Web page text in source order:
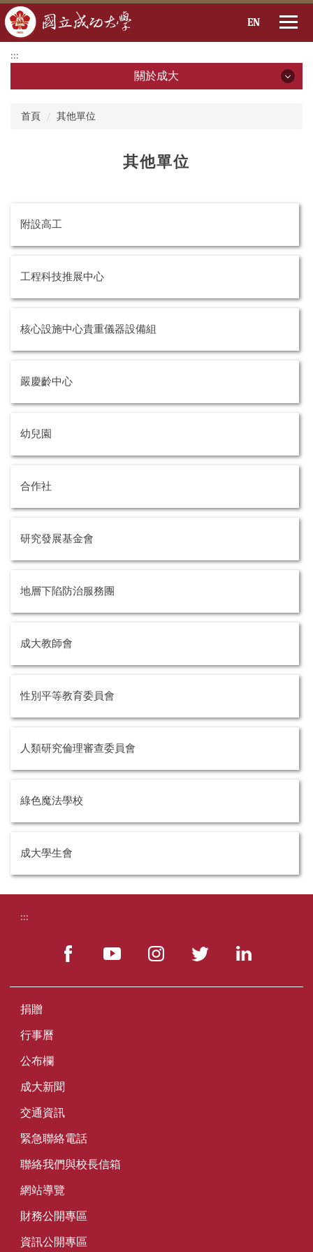
到
要
EN
:::
關於成大
成大2030 SDG
成大新聞
成大校刊
校內分機號碼
行事曆
交通資訊
首頁
其他單位
其他單位
附設高工
工程科技推展中心
核心設施中心貴重儀器設備組
嚴慶齡中心
幼兒園
合作社
研究發展基金會
地層下陷防治服務團
成大教師會
性別平等教育委員會
人類研究倫理審查委員會
綠色魔法學校
成大學生會
:::
捐贈
行事曆
公布欄
成大新聞
交通資訊
緊急聯絡電話
聯絡我們與校長信箱
網站導覽
財務公開專區
資訊公開專區